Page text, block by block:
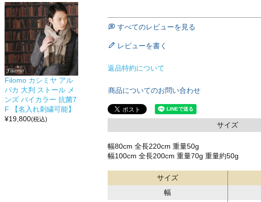
Filomo カシミヤ アル
パカ 大判 ストール メ
ンズ バイカラー 抗菌7
F 【名入れ刺繍可能】
¥19,800(税込)
すべてのレビューを見る
レビューを書く
返品特約について
商品についてのお問い合わせ
サイズ
幅80cm 全長220cm 重量50g
幅100cm 全長200cm 重量70g 重量約50g
サイズ
幅